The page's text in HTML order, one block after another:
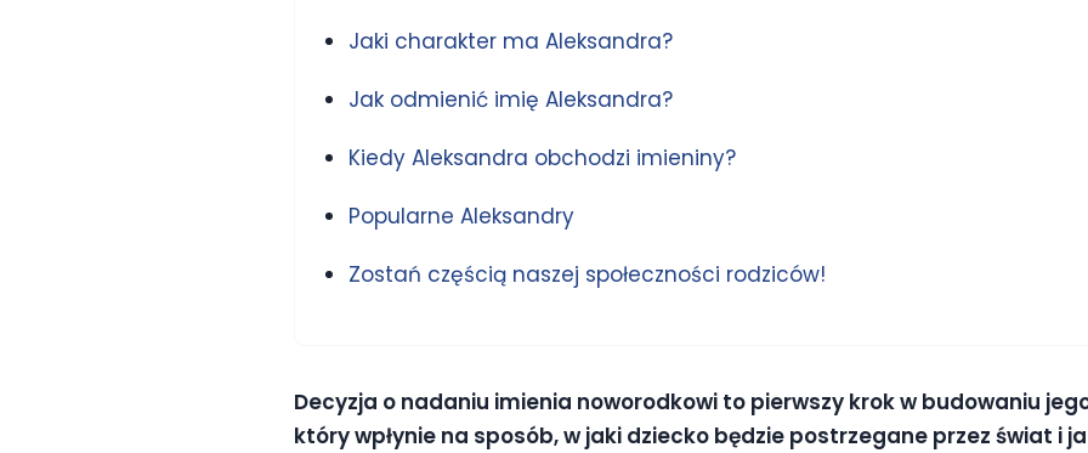
Jaki charakter ma Aleksandra?
Jak odmienić imię Aleksandra?
Kiedy Aleksandra obchodzi imieniny?
Popularne Aleksandry
Zostań częścią naszej społeczności rodziców!
Decyzja o nadaniu imienia noworodkowi to pierwszy krok w budowaniu
który wpłynie na sposób, w jaki dziecko będzie postrzegane przez świat i